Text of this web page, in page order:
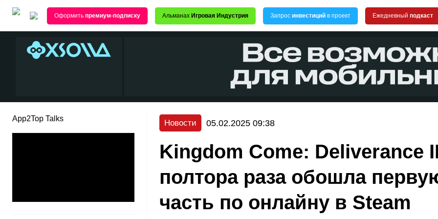
Оформить премиум-подписку Альманах Игровая Индустрия Запрос инвестиций в проект Ежедневный подкаст
App2Top Talks Новости 05.02.2025 09:38
Kingdom Come: Deliverance
полтора раза обошла
часть по онлайну в Steam